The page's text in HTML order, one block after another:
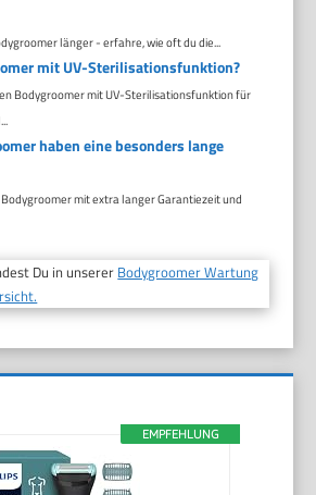
länger - erfahre, wie oft du die...
mit UV-Sterilisationsfunktion?
Bodygroomer mit UV-Sterilisationsfunktion für
haben eine besonders lange
mit extra langer Garantiezeit und
Du in unserer Bodygroomer Wartung
EMPFEHLUNG